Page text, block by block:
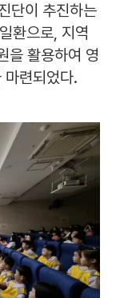
단이 추진하는
환으로, 지역
을 활용하여 영
마련되었다.